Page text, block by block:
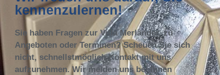
kennenzulernen!
Sie haben Fragen zur Villa Merländer, zu
Angeboten oder Terminen? Scheuen Sie sich
nicht, schnellstmöglich Kontakt mit uns
aufzunehmen. Wir melden uns bei Ihnen